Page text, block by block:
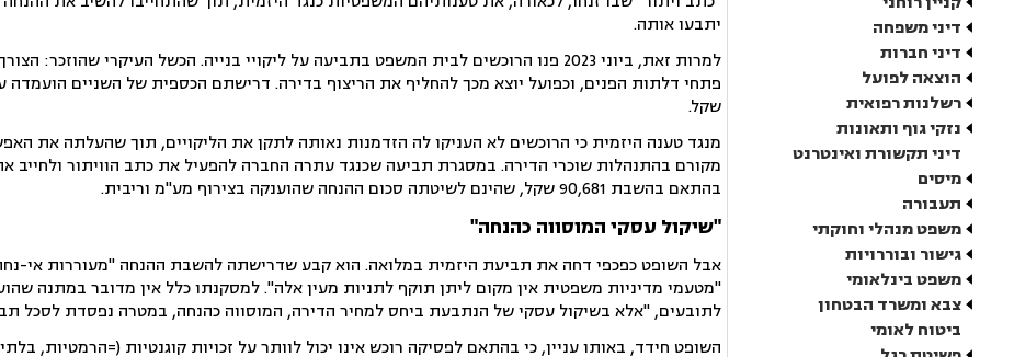
דיני משפחה
דיני חברות
הוצאה לפועל
רשלנות רפואית
נזקי גוף ותאונות
דיני תקשורת ואינטרנט
מיסים
תעבורה
משפט מנהלי וחוקתי
גישור ובוררויות
משפט בינלאומי
צבא ומשרד הבטחון
ביטוח לאומי
יתבעו אותה.
למרות זאת, ביוני 2023 פנו הרוכשים לבית המשפט בתביעה על ליקויי בנייה. הכשל העיקרי שהוזכר:
שקל.
מנגד טענה היזמית כי הרוכשים לא העניקו לה הזדמנות נאותה לתקן את הליקויים, תוך שהעלתה את
מקורם בהתנהלות שוכרי הדירה. במסגרת תביעה שכנגד עתרה החברה להפעיל את כתב הוויתור ולחייב
בהתאם בהשבת 90,681 שקל, שהינם לשיטתה סכום ההנחה שהוענקה בצירוף מע"מ וריבית.
"שיקול עסקי המוסווה כהנחה"
אבל השופט כפכפי דחה את תביעת היזמית במלואה. הוא קבע שדרישתה להשבת ההנחה "מעוררות אי-
"מטעמי מדיניות משפטית אין מקום ליתן תוקף לתניות מעין אלה". למסקנתו כלל אין מדובר במתנה
לתובעים, "אלא בשיקול עסקי של הנתבעת ביחס למחיר הדירה, המוסווה כהנחה, במטרה נפסדת לסכל
השופט חידד, באותו עניין, כי בהתאם לפסיקה רוכש אינו יכול לוותר על זכויות קוגנטיות (=הרמטיות,